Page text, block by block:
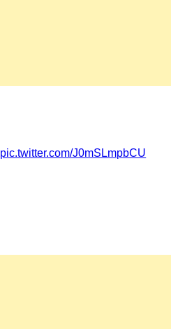
pic.twitter.com/J0mSLmpbCU